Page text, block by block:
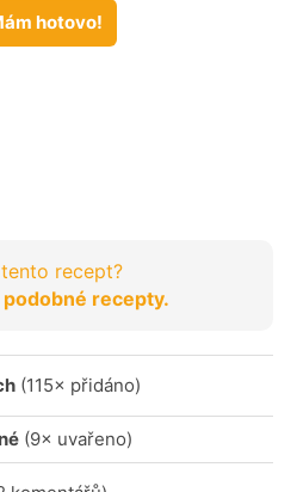
hotovo!
recept?
recepty.
(115× přidáno)
(9× uvařeno)